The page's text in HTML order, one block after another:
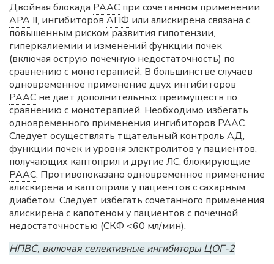
Двойная блокада РААС при сочетанном применении
АРА II, ингибиторов АПФ или алискирена связана с
повышенным риском развития гипотензии,
гиперкалиемии и изменений функции почек
(включая острую почечную недостаточность) по
сравнению с монотерапией. В большинстве случаев
одновременное применение двух ингибиторов
РААС не дает дополнительных преимуществ по
сравнению с монотерапией. Необходимо избегать
одновременного применения ингибиторов РААС.
Следует осуществлять тщательный контроль АД,
функции почек и уровня электролитов у пациентов,
получающих каптоприл и другие ЛС, блокирующие
РААС. Противопоказано одновременное применение
алискирена и каптоприла у пациентов с сахарным
диабетом. Следует избегать сочетанного применения
алискирена с капотеном у пациентов с почечной
недостаточностью (СКФ <60 мл/мин).
НПВС, включая селективные ингибиторы ЦОГ-2